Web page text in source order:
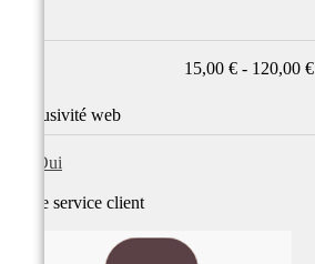
15,00 € - 120,00 €
Exclusivité web
Oui
Notre service client